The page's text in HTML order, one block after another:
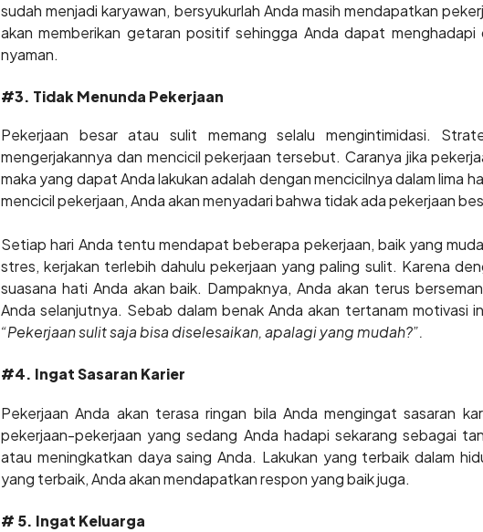
sudah menjadi karyawan, bersyukurlah Anda masih mendapatkan
akan memberikan getaran positif sehingga Anda dapat menghadapi
nyaman.
#3. Tidak Menunda Pekerjaan
Pekerjaan besar atau sulit memang selalu mengintimidasi.
mengerjakannya dan mencicil pekerjaan tersebut. Caranya jika
maka yang dapat Anda lakukan adalah dengan mencicilnya dalam lima
mencicil pekerjaan, Anda akan menyadari bahwa tidak ada pekerjaan
Setiap hari Anda tentu mendapat beberapa pekerjaan, baik yang
stres, kerjakan terlebih dahulu pekerjaan yang paling sulit. Karena
suasana hati Anda akan baik. Dampaknya, Anda akan terus
Anda selanjutnya. Sebab dalam benak Anda akan tertanam motivasi
“Pekerjaan sulit saja bisa diselesaikan, apalagi yang mudah?”.
#4. Ingat Sasaran Karier
Pekerjaan Anda akan terasa ringan bila Anda mengingat sasaran
pekerjaan-pekerjaan yang sedang Anda hadapi sekarang sebagai
atau meningkatkan daya saing Anda. Lakukan yang terbaik dalam
yang terbaik, Anda akan mendapatkan respon yang baik juga.
# 5. Ingat Keluarga